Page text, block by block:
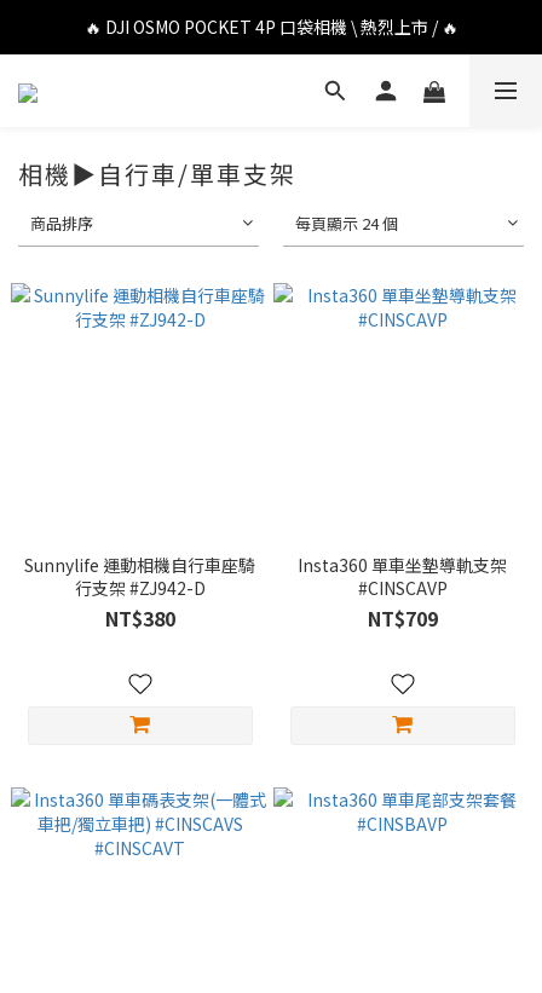
🔥 DJI OSMO POCKET 4P 口袋相機 \ 熱烈上市 / 🔥
🔥 DJI OSMO POCKET 4P 口袋相機 \ 熱烈上市 / 🔥
🔥 Insta360 Luna Ultra 雲台相機 \ 熱烈上市 / 🔥
🔥 DJI OSMO POCKET 4P 口袋相機 \ 熱烈上市 / 🔥
相機▶自行車/單車支架
商品排序 每頁顯示 24 個
Sunnylife 運動相機自行車座騎
行支架 #ZJ942-D
NT$380
Insta360 單車坐墊導軌支架
#CINSCAVP
NT$709